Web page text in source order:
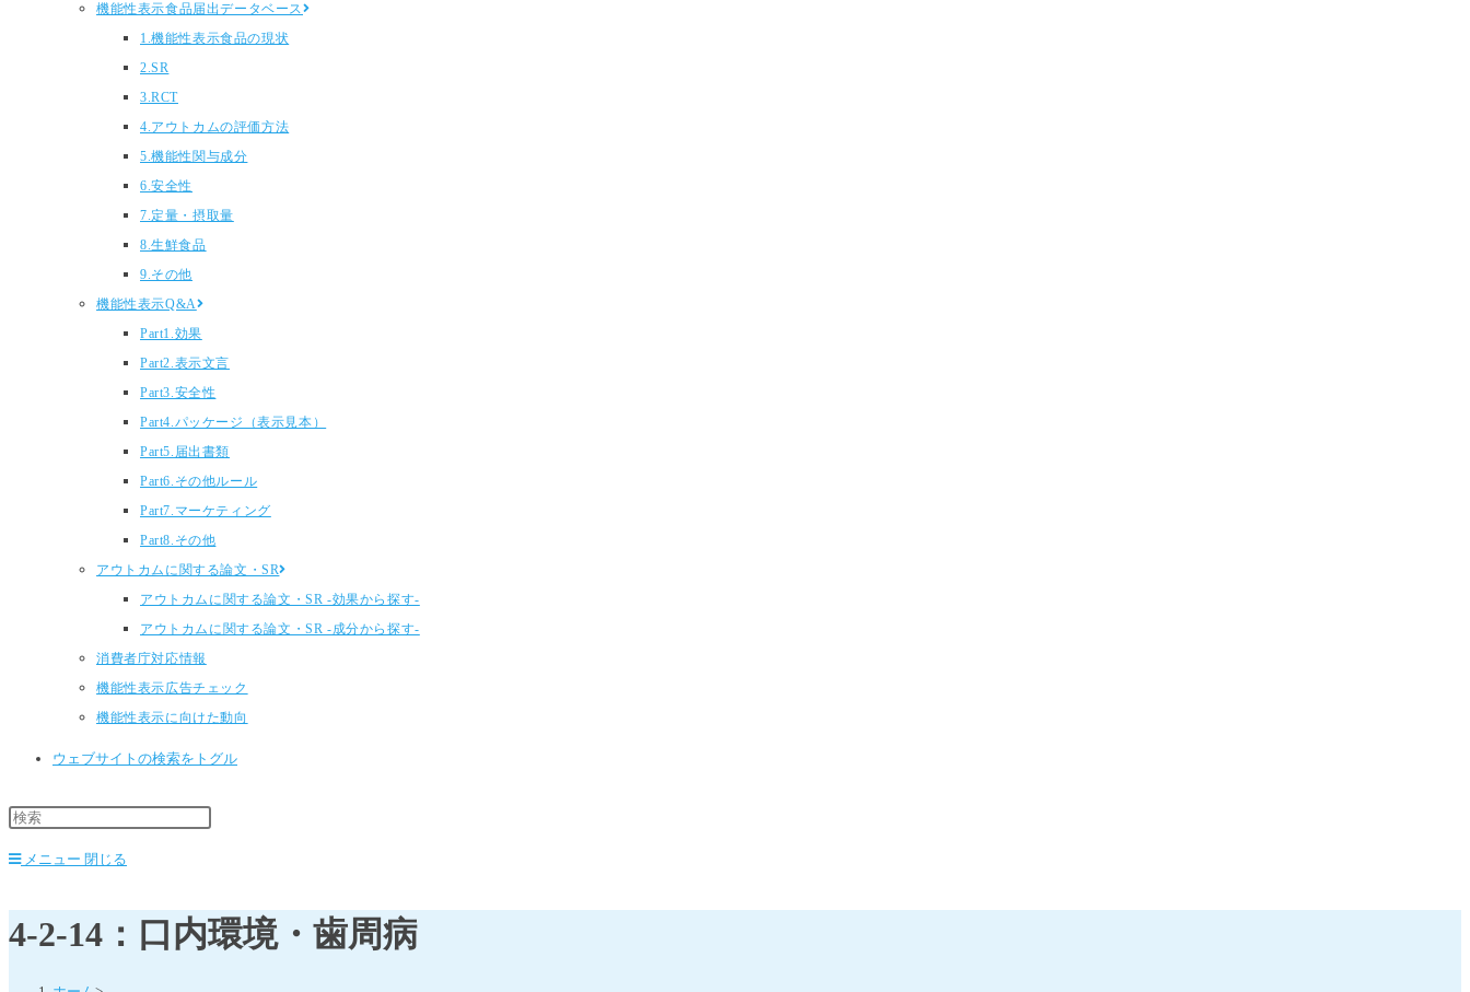
機能性表示食品届出データベース
1.機能性表示食品の現状
2.SR
3.RCT
4.アウトカムの評価方法
5.機能性関与成分
6.安全性
7.定量・摂取量
8.生鮮食品
9.その他
機能性表示Q&A
Part1.効果
Part2.表示文言
Part3.安全性
Part4.パッケージ（表示見本）
Part5.届出書類
Part6.その他ルール
Part7.マーケティング
Part8.その他
アウトカムに関する論文・SR
アウトカムに関する論文・SR -効果から探す-
アウトカムに関する論文・SR -成分から探す-
消費者庁対応情報
機能性表示広告チェック
機能性表示に向けた動向
ウェブサイトの検索をトグル
メニュー 閉じる
4-2-14：口内環境・歯周病